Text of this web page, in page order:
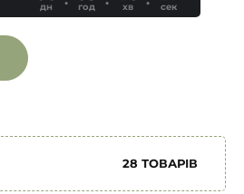
дн год хв сек
28 ТОВАРІВ